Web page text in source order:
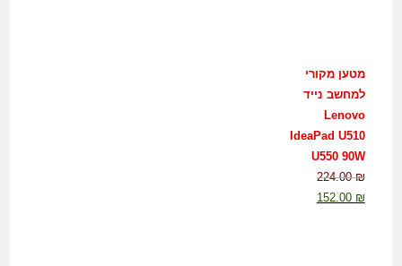
מטען מקורי
למחשב נייד
Lenovo
IdeaPad U510
U550 90W
224.00₪
152.00 ₪